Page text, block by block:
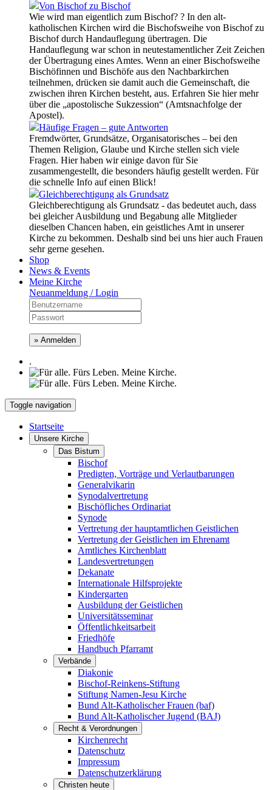
Von Bischof zu Bischof
Wie wird man eigentlich zum Bischof? ? In den alt-
katholischen Kirchen wird die Bischofsweihe von Bischof zu
Bischof durch Handauflegung übertragen. Die
Handauflegung war schon in neutestamentlicher Zeit Zeichen
der Übertragung eines Amtes. Wenn an einer Bischofsweihe
Bischöfinnen und Bischöfe aus den Nachbarkirchen
teilnehmen, drücken sie damit auch die Gemeinschaft, die
zwischen ihren Kirchen besteht, aus. Erfahren Sie hier mehr
über die „apostolische Sukzession“ (Amtsnachfolge der
Apostel).
Häufige Fragen – gute Antworten
Fremdwörter, Grundsätze, Organisatorisches – bei den
Themen Religion, Glaube und Kirche stellen sich viele
Fragen. Hier haben wir einige davon für Sie
zusammengestellt, die besonders häufig gestellt werden. Für
die schnelle Info auf einen Blick!
Gleichberechtigung als Grundsatz
Gleichberechtigung als Grundsatz - das bedeutet auch, dass
bei gleicher Ausbildung und Begabung alle Mitglieder
dieselben Chancen haben, ein geistliches Amt in unserer
Kirche zu bekommen. Deshalb sind bei uns hier auch Frauen
sehr gerne gesehen.
Shop
News & Events
Meine Kirche
Neuanmeldung / Login
» Anmelden
.
Toggle navigation
Startseite
Unsere Kirche
Das Bistum
Bischof
Predigten, Vorträge und Verlautbarungen
Generalvikarin
Synodalvertretung
Bischöfliches Ordinariat
Synode
Vertretung der hauptamtlichen Geistlichen
Vertretung der Geistlichen im Ehrenamt
Amtliches Kirchenblatt
Landesvertretungen
Dekanate
Internationale Hilfsprojekte
Kindergarten
Ausbildung der Geistlichen
Universitätsseminar
Öffentlichkeitsarbeit
Friedhöfe
Handbuch Pfarramt
Verbände
Diakonie
Bischof-Reinkens-Stiftung
Stiftung Namen-Jesu Kirche
Bund Alt-Katholischer Frauen (baf)
Bund Alt-Katholischer Jugend (BAJ)
Recht & Verordnungen
Kirchenrecht
Datenschutz
Impressum
Datenschutzerklärung
Christen heute